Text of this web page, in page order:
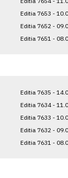
Editia 7653 -
Editia 7652 -
Editia 7651 -
Editia 7635 -
Editia 7634 -
Editia 7633 -
Editia 7632 -
Editia 7631 -